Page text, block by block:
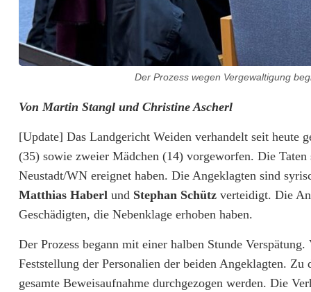
g
e
e
r
g
e
w
Der Prozess wegen Vergewaltigung
Von Martin Stangl und Christine Ascherl
[Update] Das Landgericht Weiden verhandelt seit heute
(35) sowie zweier Mädchen (14) vorgeworfen. Die
Neustadt/WN ereignet haben. Die Angeklagten sind
Matthias Haberl und Stephan Schütz verteidigt. Die
Geschädigten, die Nebenklage erhoben haben.
Der Prozess begann mit einer halben Stunde
Feststellung der Personalien der beiden Angeklagten.
gesamte Beweisaufnahme durchgezogen werden. Die